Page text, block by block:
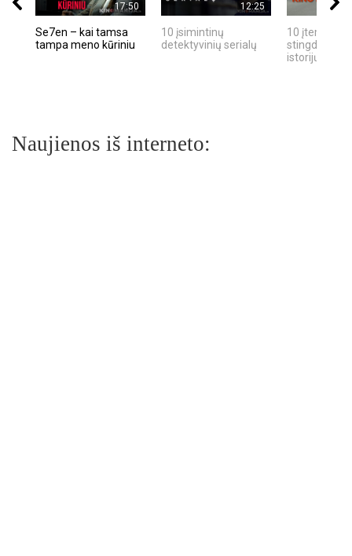
17:50
Se7en – kai tamsa
tampa meno kūriniu
12:25
10 įsimintinų
detektyvinių serialų
10 įtemptų,
stingdančių
istorijų
Naujienos iš interneto: